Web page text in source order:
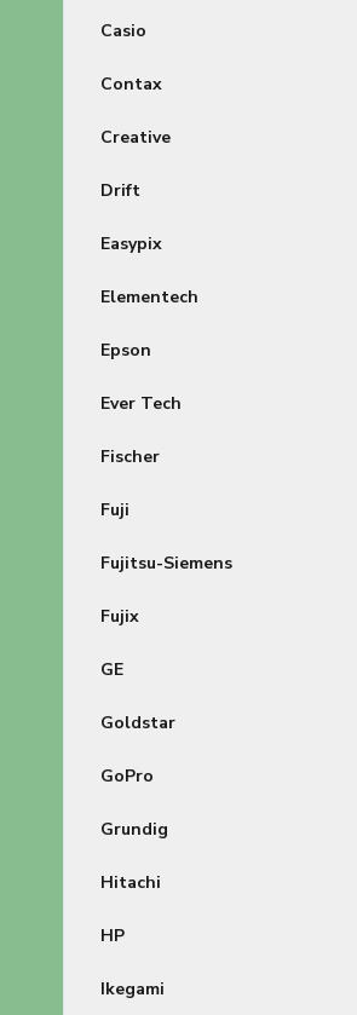
Casio
Contax
Creative
Drift
Easypix
Elementech
Epson
Ever Tech
Fischer
Fuji
Fujitsu-Siemens
Fujix
GE
Goldstar
GoPro
Grundig
Hitachi
HP
Ikegami